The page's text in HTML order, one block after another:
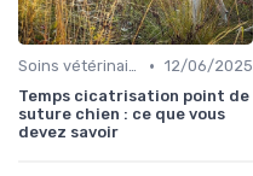
Soins vétérinaires pour chiens de chasse • 12/06/2025
Temps cicatrisation point de
suture chien : ce que vous
devez savoir